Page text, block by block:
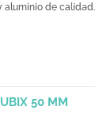
aluminio de calidad.
50 MM